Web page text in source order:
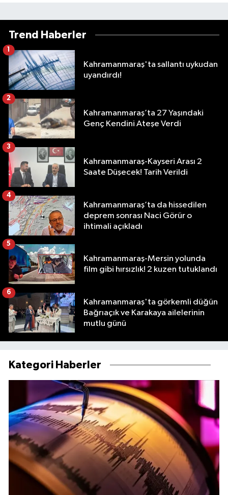
Trend Haberler
Kahramanmaraş'ta sallantı uykudan
uyandırdı!
Kahramanmaraş’ta 27 Yaşındaki
Genç Kendini Ateşe Verdi
2
Kahramanmaraş-Kayseri Arası 2
Saate Düşecek! Tarih Verildi
3
Kahramanmaraş’ta da hissedilen
deprem sonrası Naci Görür o
ihtimali açıkladı
4
Kahramanmaraş-Mersin yolunda
film gibi hırsızlık! 2 kuzen tutuklandı
5
Kahramanmaraş'ta görkemli düğün
Bağrıaçık ve Karakaya ailelerinin
mutlu günü
6
Kategori Haberler